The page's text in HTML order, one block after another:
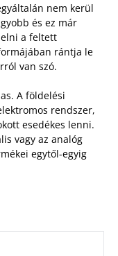
nem kerül
és ez már
a feltett
rántja le
van szó.
A földelési
rendszer,
esedékes lenni.
vagy az analóg
egytől-egyig